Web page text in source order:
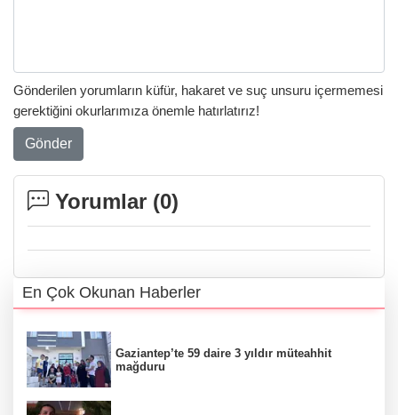
Gönderilen yorumların küfür, hakaret ve suç unsuru içermemesi
gerektiğini okurlarımıza önemle hatırlatırız!
Gönder
Yorumlar (0)
En Çok Okunan Haberler
Gaziantep’te 59 daire 3 yıldır müteahhit
mağduru